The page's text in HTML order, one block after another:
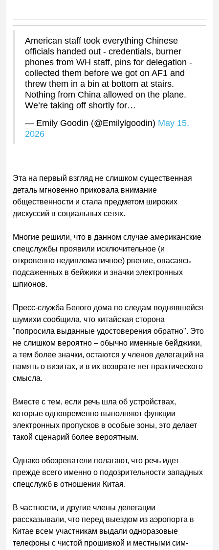
American staff took everything Chinese
officials handed out - credentials, burner
phones from WH staff, pins for delegation -
collected them before we got on AF1 and
threw them in a bin at bottom at stairs.
Nothing from China allowed on the plane.
We’re taking off shortly for…
— Emily Goodin (@Emilylgoodin) May 15,
2026
Эта на первый взгляд не слишком существенная
деталь мгновенно приковала внимание
общественности и стала предметом широких
дискуссий в социальных сетях.
Многие решили, что в данном случае американские
спецслужбы проявили исключительное (и
откровенно недипломатичное) рвение, опасаясь
подсаженных в бейжики и значки электронных
шпионов.
Пресс-служба Белого дома по следам поднявшейся
шумихи сообщила, что китайская сторона
"попросила выданные удостоверения обратно". Это
не слишком вероятно – обычно именные бейджики,
а тем более значки, остаются у членов делегаций на
память о визитах, и в их возврате нет практического
смысла.
Вместе с тем, если речь шла об устройствах,
которые одновременно выполняют функции
электронных пропусков в особые зоны, это делает
такой сценарий более вероятным.
Однако обозреватели полагают, что речь идет
прежде всего именно о подозрительности западных
спецслужб в отношении Китая.
В частности, и другие члены делегации
рассказывали, что перед выездом из аэропорта в
Китае всем участникам выдали одноразовые
телефоны с чистой прошивкой и местными сим-